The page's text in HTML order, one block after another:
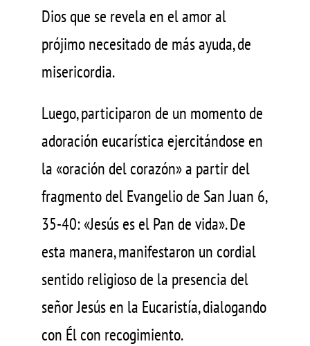
Dios que se revela en el amor al
prójimo necesitado de más ayuda, de
misericordia.
Luego, participaron de un momento de
adoración eucarística ejercitándose en
la «oración del corazón» a partir del
fragmento del Evangelio de San Juan 6,
35-40: «Jesús es el Pan de vida». De
esta manera, manifestaron un cordial
sentido religioso de la presencia del
señor Jesús en la Eucaristía, dialogando
con Él con recogimiento.